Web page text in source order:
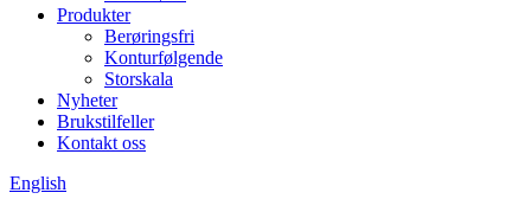
Produkter
Berøringsfri
Konturfølgende
Storskala
Nyheter
Brukstilfeller
Kontakt oss
English